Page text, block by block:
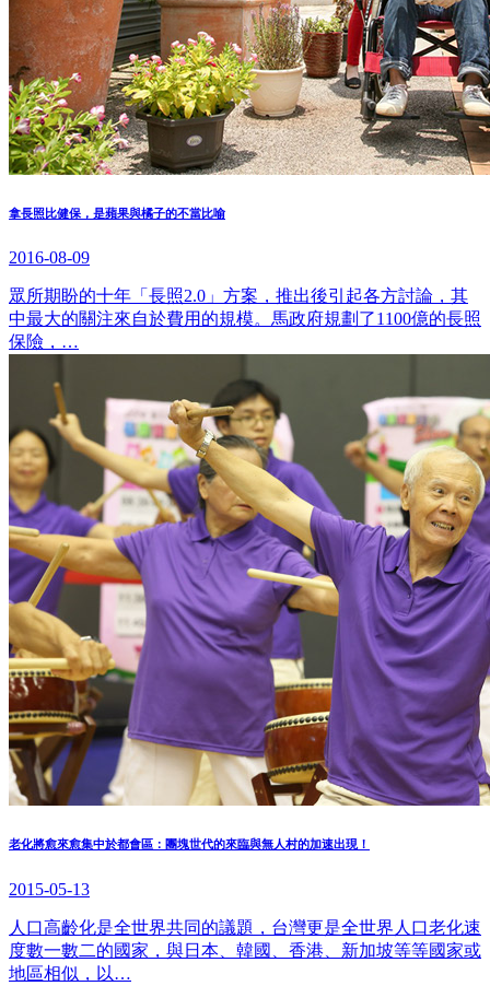
拿長照比健保，是蘋果與橘子的不當比喻
2016-08-09
眾所期盼的十年「長照2.0」方案，推出後引起各方討論，其
中最大的關注來自於費用的規模。馬政府規劃了1100億的長照
保險，…
老化將愈來愈集中於都會區：團塊世代的來臨與無人村的加速出現！
2015-05-13
人口高齡化是全世界共同的議題，台灣更是全世界人口老化速
度數一數二的國家，與日本、韓國、香港、新加坡等等國家或
地區相似，以…